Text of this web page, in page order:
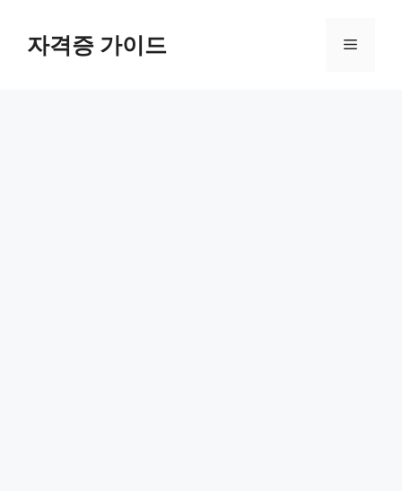
content자격증 가이드 Menu